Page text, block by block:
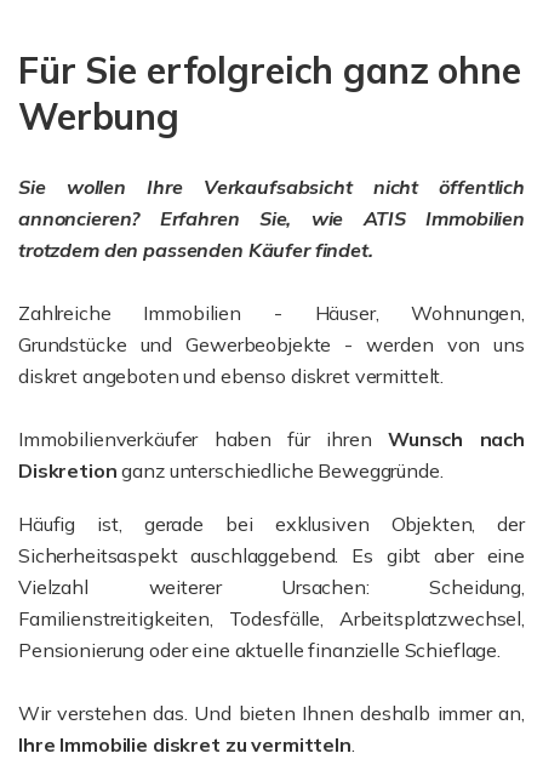
Für Sie erfolgreich ganz ohne
Werbung
Sie wollen Ihre Verkaufsabsicht nicht öffentlich
annoncieren? Erfahren Sie, wie ATIS Immobilien
trotzdem den passenden Käufer findet.
Zahlreiche Immobilien - Häuser, Wohnungen,
Grundstücke und Gewerbeobjekte - werden von uns
diskret angeboten und ebenso diskret vermittelt.
Immobilienverkäufer haben für ihrenWunsch nach
Diskretion ganz unterschiedliche Beweggründe.
Häufig ist, gerade bei exklusiven Objekten, der
Sicherheitsaspekt auschlaggebend. Es gibt aber eine
Vielzahl weiterer Ursachen: Scheidung,
Familienstreitigkeiten, Todesfälle, Arbeitsplatzwechsel,
Pensionierung oder eine aktuelle finanzielle Schieflage.
Wir verstehen das. Und bieten Ihnen deshalb immer an,
Ihre Immobilie diskret zu vermitteln.